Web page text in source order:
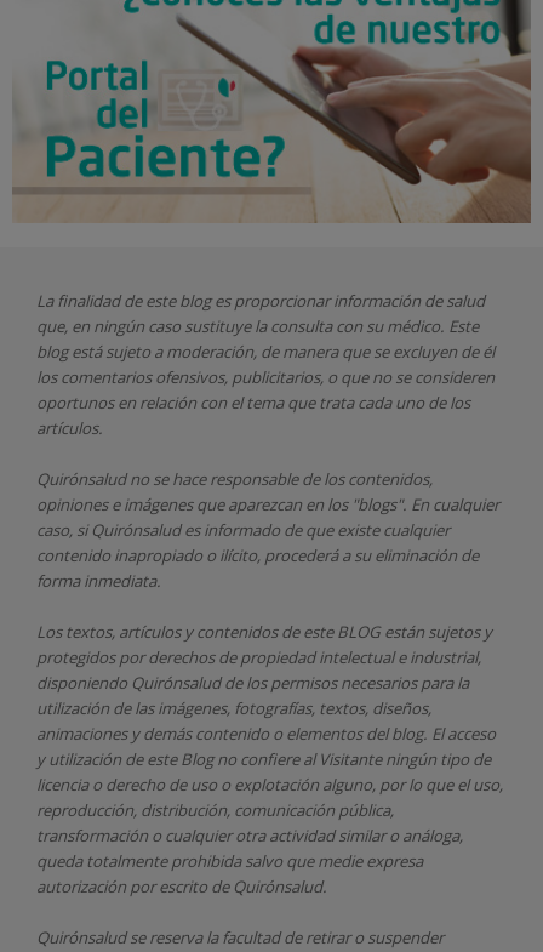
La finalidad de este blog es proporcionar información de salud
que, en ningún caso sustituye la consulta con su médico. Este
blog está sujeto a moderación, de manera que se excluyen de él
los comentarios ofensivos, publicitarios, o que no se consideren
oportunos en relación con el tema que trata cada uno de los
artículos.
Quirónsaludno se hace responsable de los contenidos,
opiniones e imágenes que aparezcan en los "blogs". En cualquier
caso, si Quirónsaludes informado de que existe cualquier
contenido inapropiado o ilícito, procederá a su eliminación de
forma inmediata.
Los textos, artículos y contenidos de este BLOG están sujetos y
protegidos por derechos de propiedad intelectual e industrial,
disponiendo Quirónsaludde los permisos necesarios para la
utilización de las imágenes, fotografías, textos, diseños,
animaciones y demás contenido o elementos del blog. El acceso
y utilización de este Blog no confiere al Visitante ningún tipo de
licencia o derecho de uso o explotación alguno, por lo que el uso,
reproducción, distribución, comunicación pública,
transformación o cualquier otra actividad similar o análoga,
queda totalmente prohibida salvo que medie expresa
autorización por escrito de Quirónsalud.
Quirónsaludse reserva la facultad de retirar o suspender